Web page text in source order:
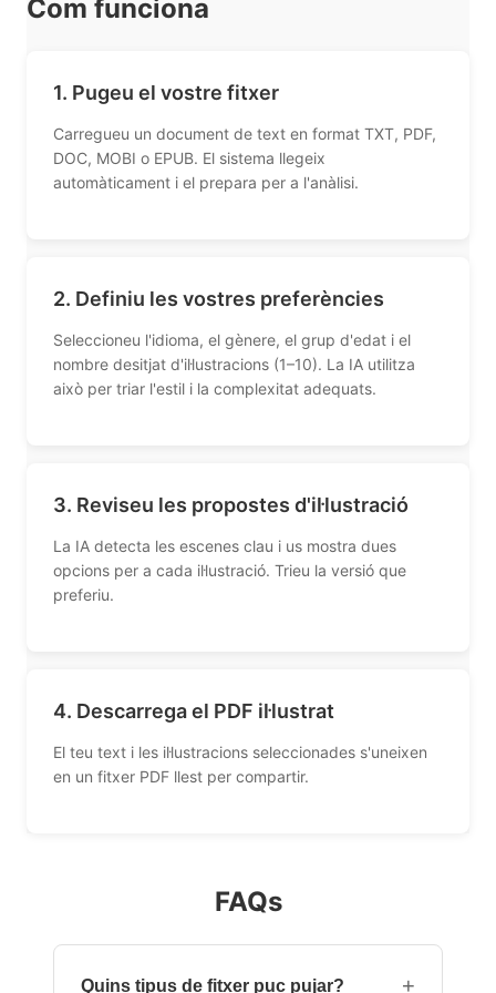
Com funciona
1. Pugeu el vostre fitxer
Carregueu un document de text en format TXT, PDF,
DOC, MOBI o EPUB. El sistema llegeix
automàticament i el prepara per a l'anàlisi.
2. Definiu les vostres preferències
Seleccioneu l'idioma, el gènere, el grup d'edat i el
nombre desitjat d'il·lustracions (1–10). La IA utilitza
això per triar l'estil i la complexitat adequats.
3. Reviseu les propostes d'il·lustració
La IA detecta les escenes clau i us mostra dues
opcions per a cada il·lustració. Trieu la versió que
preferiu.
4. Descarrega el PDF il·lustrat
El teu text i les il·lustracions seleccionades s'uneixen
en un fitxer PDF llest per compartir.
FAQs
Quins tipus de fitxer puc pujar? +